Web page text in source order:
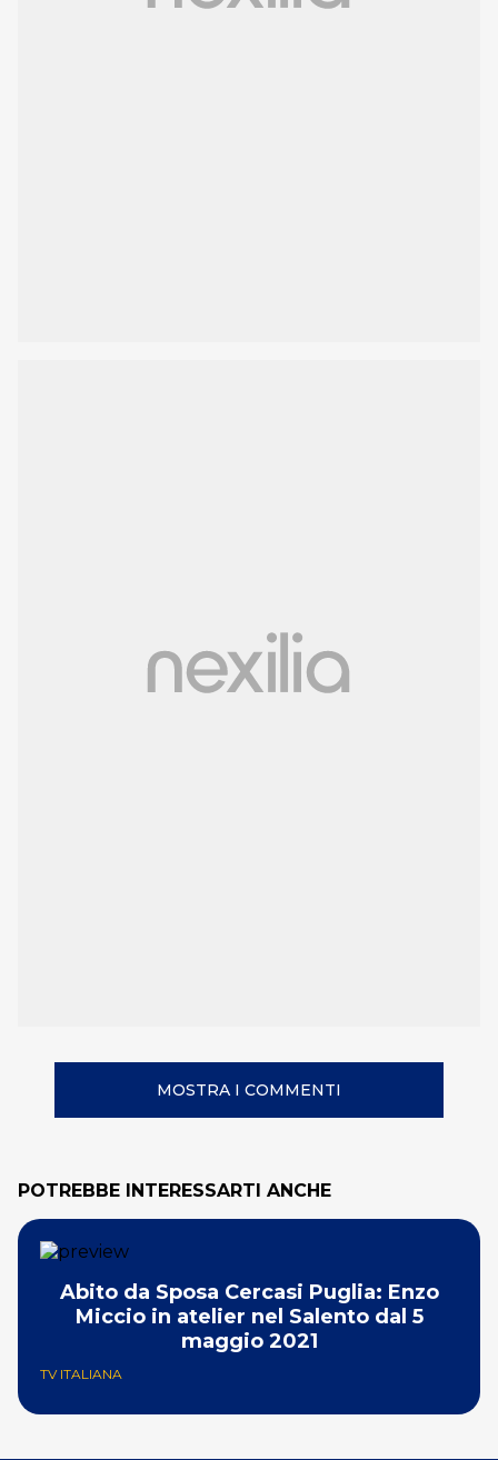
MOSTRA I COMMENTI
POTREBBE INTERESSARTI ANCHE
Abito da Sposa Cercasi Puglia: Enzo
Miccio in atelier nel Salento dal 5
maggio 2021
TV ITALIANA